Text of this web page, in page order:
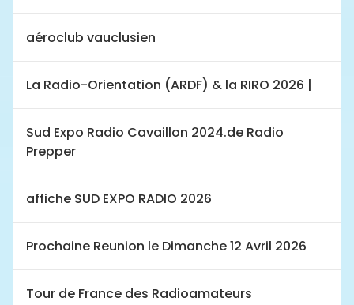
aéroclub vauclusien
La Radio-Orientation (ARDF) & la RIRO 2026 |
Sud Expo Radio Cavaillon 2024.de Radio
Prepper
affiche SUD EXPO RADIO 2026
Prochaine Reunion le Dimanche 12 Avril 2026
Tour de France des Radioamateurs